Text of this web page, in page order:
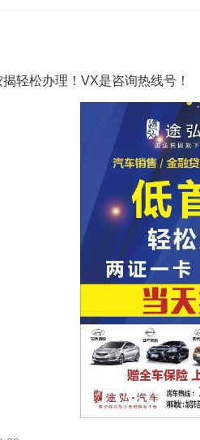
轻松办理！VX是咨询热线号！
上传手机图片
扫描二维码即刻上传手机相
视频地址，目前暂时只支